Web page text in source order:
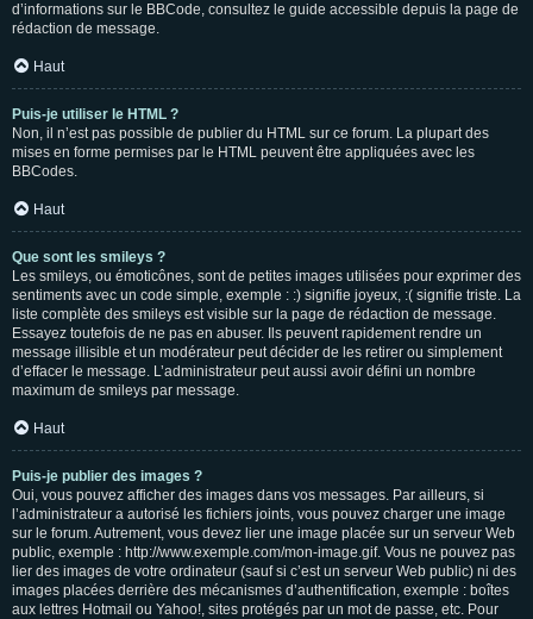
d’informations sur le BBCode, consultez le guide accessible depuis la page de
rédaction de message.
Haut
Puis-je utiliser le HTML ?
Non, il n’est pas possible de publier du HTML sur ce forum. La plupart des
mises en forme permises par le HTML peuvent être appliquées avec les
BBCodes.
Haut
Que sont les smileys ?
Les smileys, ou émoticônes, sont de petites images utilisées pour exprimer des
sentiments avec un code simple, exemple : :) signifie joyeux, :( signifie triste. La
liste complète des smileys est visible sur la page de rédaction de message.
Essayez toutefois de ne pas en abuser. Ils peuvent rapidement rendre un
message illisible et un modérateur peut décider de les retirer ou simplement
d’effacer le message. L’administrateur peut aussi avoir défini un nombre
maximum de smileys par message.
Haut
Puis-je publier des images ?
Oui, vous pouvez afficher des images dans vos messages. Par ailleurs, si
l’administrateur a autorisé les fichiers joints, vous pouvez charger une image
sur le forum. Autrement, vous devez lier une image placée sur un serveur Web
public, exemple : http://www.exemple.com/mon-image.gif. Vous ne pouvez pas
lier des images de votre ordinateur (sauf si c’est un serveur Web public) ni des
images placées derrière des mécanismes d’authentification, exemple : boîtes
aux lettres Hotmail ou Yahoo!, sites protégés par un mot de passe, etc. Pour